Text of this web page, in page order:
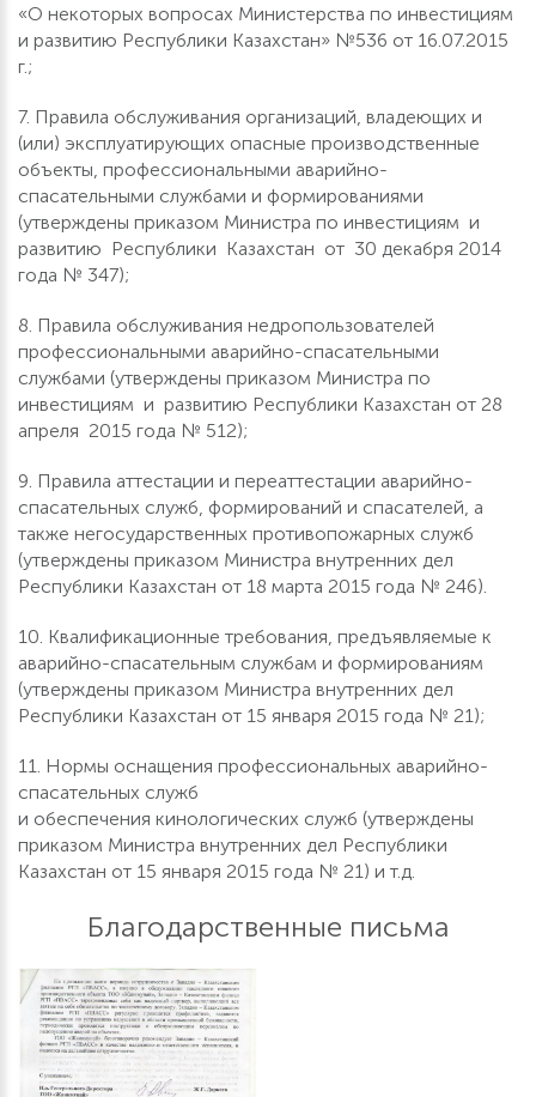
«О некоторых вопросах Министерства по инвестициям
и развитию Республики Казахстан» №536 от 16.07.2015
г.;
7. Правила обслуживания организаций, владеющих и
(или) эксплуатирующих опасные производственные
объекты, профессиональными аварийно-
спасательными службами и формированиями
(утверждены приказом Министра по инвестициям и
развитию Республики Казахстан от 30 декабря 2014
года № 347);
8. Правила обслуживания недропользователей
профессиональными аварийно-спасательными
службами (утверждены приказом Министра по
инвестициям и развитию Республики Казахстан от 28
апреля 2015 года № 512);
9. Правила аттестации и переаттестации аварийно-
спасательных служб, формирований и спасателей, а
также негосударственных противопожарных служб
(утверждены приказом Министра внутренних дел
Республики Казахстан от 18 марта 2015 года № 246).
10. Квалификационные требования, предъявляемые к
аварийно-спасательным службам и формированиям
(утверждены приказом Министра внутренних дел
Республики Казахстан от 15 января 2015 года № 21);
11. Нормы оснащения профессиональных аварийно-
спасательных служб
и обеспечения кинологических служб (утверждены
приказом Министра внутренних дел Республики
Казахстан от 15 января 2015 года № 21) и т.д.
Благодарственные письма